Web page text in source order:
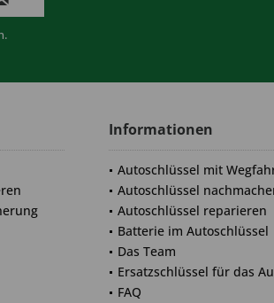
Informationen
Autoschlüssel mit
Autoschlüssel
Autoschlüssel reparieren
Batterie im Autoschlüssel
Das Team
Ersatzschlüssel für das
FAQ